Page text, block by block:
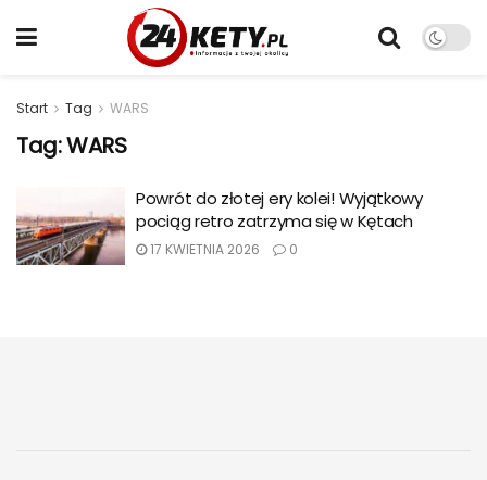
Start Tag WARS
Tag:WARS
Powrót do złotej ery kolei! Wyjątkowy
pociąg retro zatrzyma się w Kętach
17 KWIETNIA 2026 0